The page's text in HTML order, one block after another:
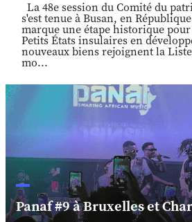
La 48e session du Comité du
s'est tenue à Busan, en
marque une étape historique
Petits États insulaires en
nouveaux biens rejoignent la
mo...
Panaf #9 à Bruxelles et